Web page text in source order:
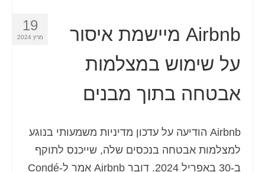
19
מרץ 2024
Airbnb מיישמת איסור
על שימוש במצלמות
אבטחה בתוך מבנים
Airbnb הודיעה על עדכון מדיניות משמעותי בנוגע
למצלמות אבטחה בנכסים שלה, שייכנס לתוקף
ב-30 באפריל 2024. דובר Airbnb אמר ל-Condé